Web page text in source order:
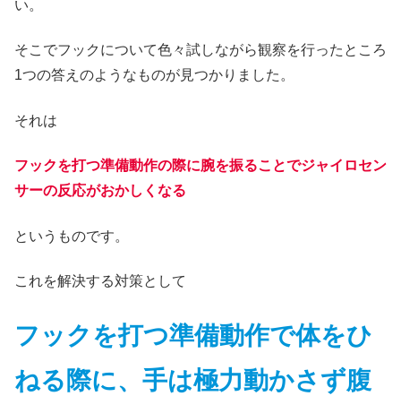
い。
そこでフックについて色々試しながら観察を行ったところ
1つの答えのようなものが見つかりました。
それは
フックを打つ準備動作の際に腕を振ることでジャイロセン
サーの反応がおかしくなる
というものです。
これを解決する対策として
フックを打つ準備動作で体をひ
ねる際に、手は極力動かさず腹